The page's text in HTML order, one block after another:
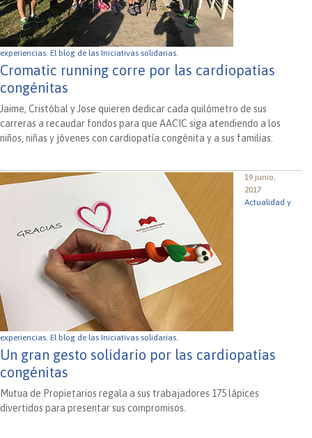
experiencias. El blog de las Iniciativas solidarias.
Cromatic running corre por las cardiopatías
congénitas
Jaime, Cristóbal y Jose quieren dedicar cada quilómetro de sus
carreras a recaudar fondos para que AACIC siga atendiendo a los
niños, niñas y jóvenes con cardiopatía congénita y a sus familias.
19 junio,
2017
Actualidad y
experiencias. El blog de las Iniciativas solidarias.
Un gran gesto solidario por las cardiopatías
congénitas
Mutua de Propietarios regala a sus trabajadores 175 lápices
divertidos para presentar sus compromisos.